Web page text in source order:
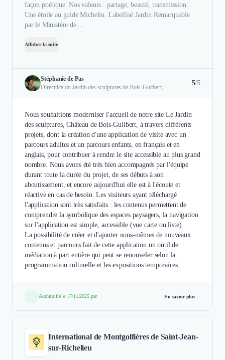
façon poétique. Nos valeurs : partage, beauté, transmission.
Une étoile au guide Michelin. Labellisé Jardin Remarquable
par le Ministère de ...
Afficher la suite
Stéphanie de Pas
Directrice du Jardin des sculptures de Bois-Guilbert,
5/5
Nous souhaitions moderniser l'accueil de notre site Le Jardin
des sculptures, Château de Bois-Guilbert, à travers différents
projets, dont la création d'une application de visite avec un
parcours adultes et un parcours enfants, en français et en
anglais, pour contribuer à rendre le site accessible au plus grand
nombre. Nous avons été très bien accompagnés par l'équipe
durant toute la durée du projet, de ses débuts à son
aboutissement, et encore aujourd'hui elle est à l'écoute et
réactive en cas de besoin. Les visiteurs ayant téléchargé
l'application sont très satisfaits : les contenus permettent de
comprendre la symbolique des espaces paysagers, la navigation
sur l'application est simple, accessible (vue carte ou liste).
La possibilité de créer et d'ajouter nous-mêmes de nouveaux
contenus et parcours fait de cette application un outil de
médiation à part entière qui peut se renouveler selon la
programmation culturelle et les expositions temporaires.
Authentifié le 17/11/2025 par En savoir plus
International de Montgolfières de Saint-Jean-
sur-Richelieu